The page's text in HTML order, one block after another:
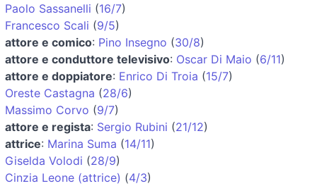
Paolo Sassanelli (16/7)
Francesco Scali (9/5)
attore e comico: Pino Insegno (30/8)
attore e conduttore televisivo: Oscar Di Maio (6/11)
attore e doppiatore: Enrico Di Troia (15/7)
Oreste Castagna (28/6)
Massimo Corvo (9/7)
attore e regista: Sergio Rubini (21/12)
attrice: Marina Suma (14/11)
Giselda Volodi (28/9)
Cinzia Leone (attrice) (4/3)